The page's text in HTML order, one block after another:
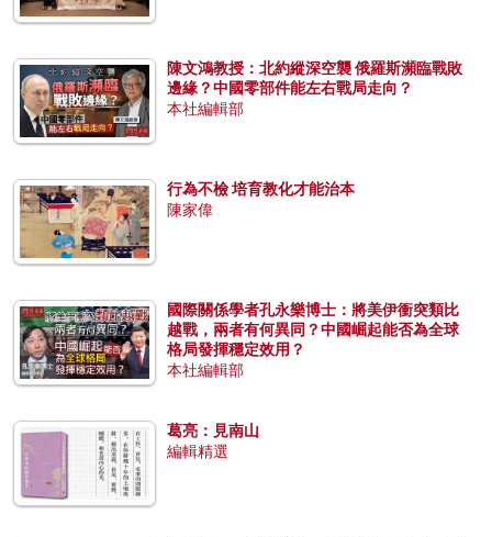
陳文鴻教授：北約縱深空襲 俄羅斯瀕臨戰敗
邊緣？中國零部件能左右戰局走向？
本社編輯部
行為不檢 培育教化才能治本
陳家偉
國際關係學者孔永樂博士：將美伊衝突類比
越戰，兩者有何異同？中國崛起能否為全球
格局發揮穩定效用？
本社編輯部
葛亮：見南山
編輯精選